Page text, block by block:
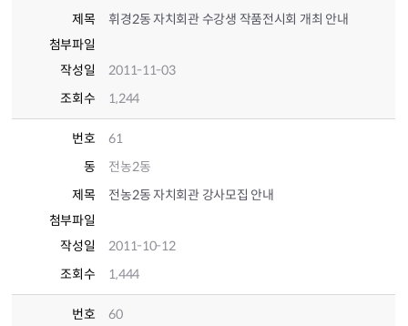
제목
휘경2동 자치회관 수강생 작품전시회 개최 안내
첨부파일
작성일
2011-11-03
조회수
1,244
번호
61
동
전농2동
제목
전농2동 자치회관 강사모집 안내
첨부파일
작성일
2011-10-12
조회수
1,444
번호
60